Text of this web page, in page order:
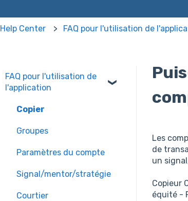
Help Center FAQ pour l'utilisation de
Les
de
un
Copieur
équité -
FAQ pour l'utilisation de
l'application
Copier
Groupes
Paramètres du compte
Signal/mentor/stratégie
Courtier